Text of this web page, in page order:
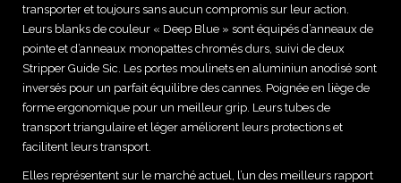
transporter et toujours sans aucun compromis sur leur action.
Leurs blanks de couleur « Deep Blue » sont équipés d’anneaux de
pointe et d’anneaux monopattes chromés durs, suivi de deux
Stripper Guide Sic. Les portes moulinets en aluminiun anodisé sont
inversés pour un parfait équilibre des cannes. Poignée en liège de
forme ergonomique pour un meilleur grip. Leurs tubes de
transport triangulaire et léger améliorent leurs protections et
facilitent leurs transport.
Elles représentent sur le marché actuel, l’un des meilleurs rapport